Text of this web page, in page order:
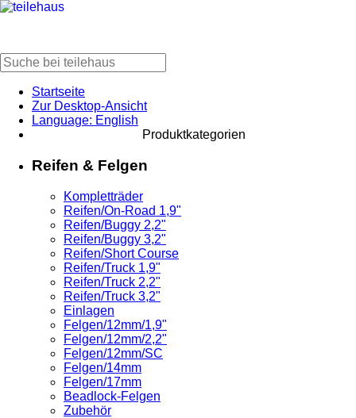
Startseite
Zur Desktop-Ansicht
Language: English
Produktkategorien
Reifen & Felgen
Kompletträder
Reifen/On-Road 1,9"
Reifen/Buggy 2,2"
Reifen/Buggy 3,2"
Reifen/Short Course
Reifen/Truck 1,9"
Reifen/Truck 2,2"
Reifen/Truck 3,2"
Einlagen
Felgen/12mm/1,9"
Felgen/12mm/2,2"
Felgen/12mm/SC
Felgen/14mm
Felgen/17mm
Beadlock-Felgen
Zubehör